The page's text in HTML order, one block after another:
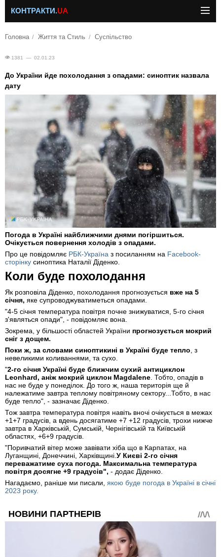
КОНТРАКТИ.UA
Головна Життя та Стиль Суспільство
1381 — 02.01.23
До України йде похолодання з опадами: синоптик назвала
дату
Погода в Україні найближчими днями погіршиться.
Очікується повернення холодів з опадами.
Про це повідомляє РБК-Україна з посиланням на Facebook-
сторінку синоптика Наталії Діденко.
Коли буде похолодання
Як розповіла Діденко, похолодання прогнозується вже на 5
січня, яке супроводжуватиметься опадами.
"4-5 січня температура повітря почне знижуватися, 5-го січня
з'являться опади", - повідомляє вона.
Зокрема, у більшості областей України прогнозується мокрий
сніг з дощем.
Поки ж, за словами синоптикині в Україні буде тепло , з
невеликими коливаннями, та сухо.
"2-го січня Україні буде ближчим сухий антициклон
Leonhard, аніж мокрий циклон Magdalene . Тобто, опадів в
нас не буде у понеділок. До того ж, наша територія ще й
належатиме завтра теплому повітряному сектору...Тобто, в нас
буде тепло", - зазначає Діденко.
Тож завтра температура повітря навіть вночі очікується в межах
+1+7 градусів, а вдень досягатиме +7 +12 градусів, трохи нижче
завтра в Харківській, Сумській, Чернігівській та Київській
областях, +6+9 градусів.
"Поривчатий вітер може завівати хіба що в Карпатах, на
Луганщині, Донеччині, Харківщині. У Києві 2-го січня
переважатиме суха погода. Максимальна температура
повітря досягне +9 градусів", - додає Діденко.
Нагадаємо, раніше ми писали, якою буде погода в Україні в січні
2023 року.